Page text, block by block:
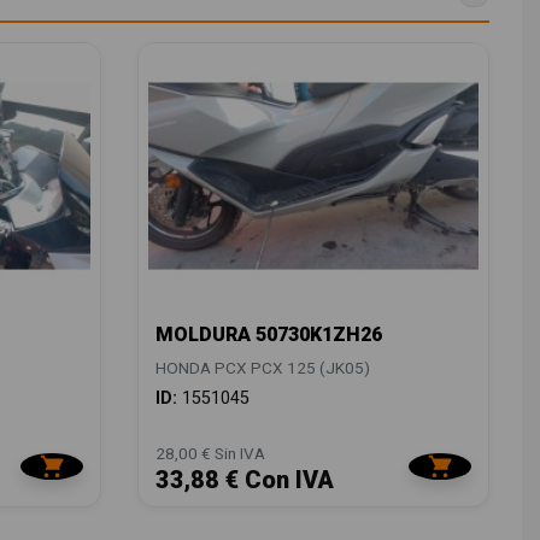
MOLDURA 50730K1ZH26
HONDA PCX PCX 125 (JK05)
ID: 1551045
28,00 € Sin IVA
33,88 € Con IVA